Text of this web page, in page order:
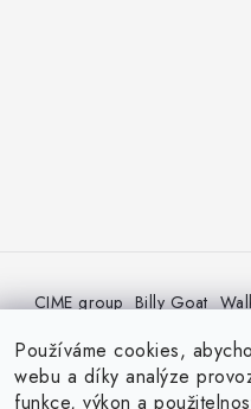
Používáme cookies,
webu a díky analýze
funkce, výkon a
CIME group Billy Goat